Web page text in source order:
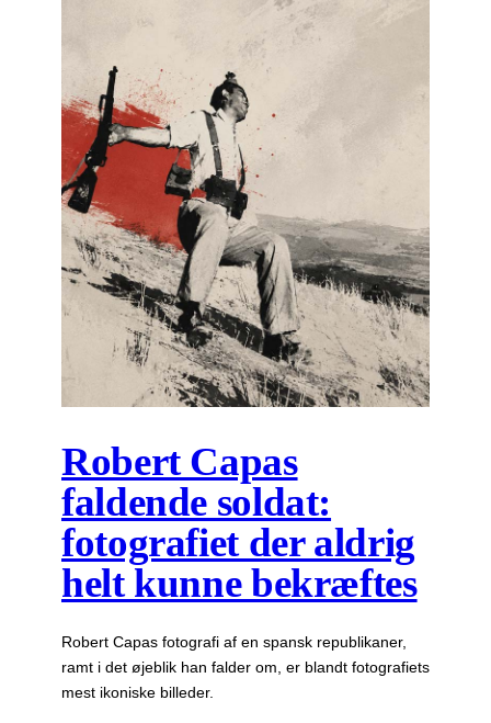
Robert Capas
faldende soldat:
fotografiet der aldrig
helt kunne bekræftes
Robert Capas fotografi af en spansk republikaner,
ramt i det øjeblik han falder om, er blandt fotografiets
mest ikoniske billeder.